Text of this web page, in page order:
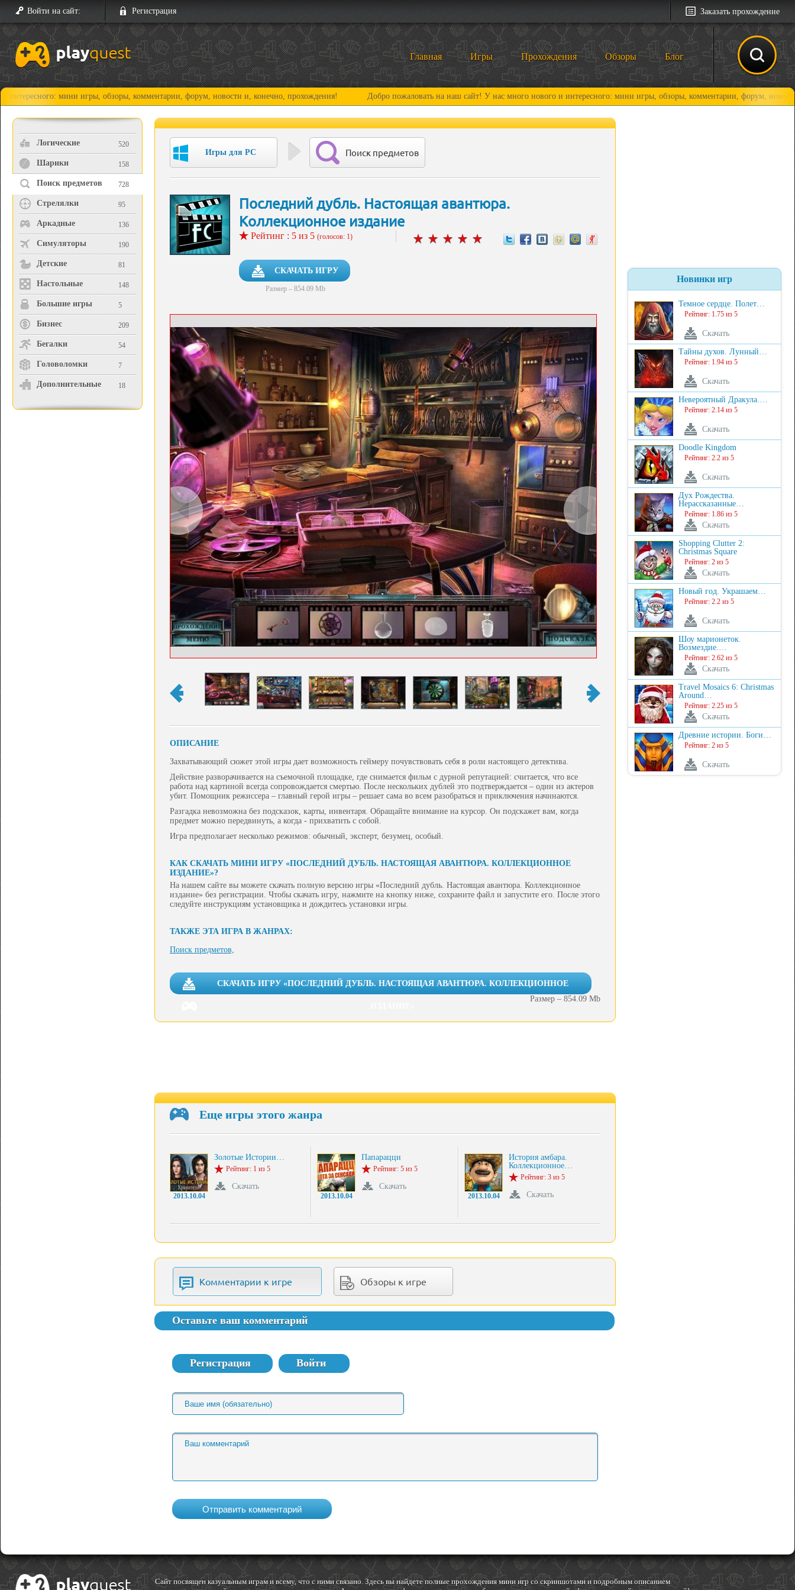
Войти на сайт: Регистрация Заказать прохождение
Главная Игры Прохождения Обзоры Блог
мини игры, обзоры, комментарии, форум, новости и, конечно, прохождения! Добро пожаловать на наш сайт! У нас много нового и интересного: мини игры, обзоры, комментарии, форум, новости и,
Логические 520
Шарики 158
Поиск предметов 728
Стрелялки 95
Аркадные 136
Симуляторы 190
Детские 81
Настольные 148
Большие игры 5
Бизнес 209
Бегалки 54
Головоломки 7
Дополнительные 18
Игры для PC Поиск предметов
Последний дубль. Настоящая авантюра.
Коллекционное издание
Рейтинг : 5 из 5 (голосов: 1)
СКАЧАТЬ ИГРУ
Размер – 854.09 Mb
ОПИСАНИЕ
Захватывающий сюжет этой игры дает возможность геймеру почувствовать себя в роли настоящего детектива.
Действие разворачивается на съемочной площадке, где снимается фильм с дурной репутацией: считается, что все
работа над картиной всегда сопровождается смертью. После нескольких дублей это подтверждается – один из актеров
убит. Помощник режиссера – главный герой игры – решает сама во всем разобраться и приключения начинаются.
Разгадка невозможна без подсказок, карты, инвентаря. Обращайте внимание на курсор. Он подскажет вам, когда
предмет можно передвинуть, а когда - прихватить с собой.
Игра предполагает несколько режимов: обычный, эксперт, безумец, особый.
КАК СКАЧАТЬ МИНИ ИГРУ «ПОСЛЕДНИЙ ДУБЛЬ. НАСТОЯЩАЯ АВАНТЮРА. КОЛЛЕКЦИОННОЕ
ИЗДАНИЕ»?
На нашем сайте вы можете скачать полную версию игры «Последний дубль. Настоящая авантюра. Коллекционное
издание» без регистрации. Чтобы скачать игру, нажмите на кнопку ниже, сохраните файл и запустите его. После этого
следуйте инструкциям установщика и дождитесь установки игры.
ТАКЖЕ ЭТА ИГРА В ЖАНРАХ:
Поиск предметов,
СКАЧАТЬ ИГРУ «ПОСЛЕДНИЙ ДУБЛЬ. НАСТОЯЩАЯ АВАНТЮРА. КОЛЛЕКЦИОННОЕ
Размер – 854.09 Mb
Еще игры этого жанра
2013.10.04
Золотые Истории…
Рейтинг: 1 из 5
Скачать
2013.10.04
Папарацци
Рейтинг: 5 из 5
Скачать
2013.10.04
История амбара.
Коллекционное…
Рейтинг: 3 из 5
Скачать
Комментарии к игре Обзоры к игре
Оставьте ваш комментарий
Регистрация Войти
Новинки игр
Темное сердце. Полет…
Рейтинг: 1.75 из 5
Скачать
Тайны духов. Лунный…
Рейтинг: 1.94 из 5
Скачать
Невероятный Дракула.…
Рейтинг: 2.14 из 5
Скачать
Doodle Kingdom
Рейтинг: 2.2 из 5
Скачать
Дух Рождества.
Нерассказанные…
Рейтинг: 1.86 из 5
Скачать
Shopping Clutter 2:
Christmas Square
Рейтинг: 2 из 5
Скачать
Новый год. Украшаем…
Рейтинг: 2.2 из 5
Скачать
Шоу марионеток.
Возмездие.…
Рейтинг: 2.62 из 5
Скачать
Travel Mosaics 6: Christmas
Around…
Рейтинг: 2.25 из 5
Скачать
Древние истории. Боги…
Рейтинг: 2 из 5
Скачать
Cайт посвящен казуальным играм и всему, что с ними связано. Здесь вы найдете полные прохождения мини игр со скриншотами и подробным описанием